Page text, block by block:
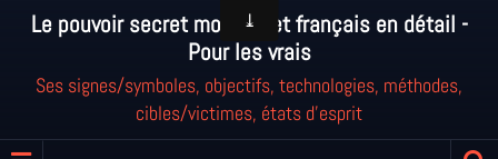
Le pouvoir secret mondial et français en détail -
Pour les vrais
Ses signes/symboles, objectifs, technologies, méthodes,
cibles/victimes, états d'esprit